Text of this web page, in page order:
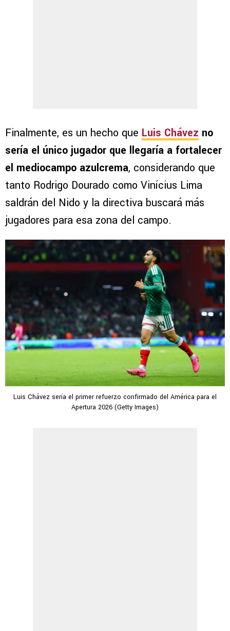
Finalmente, es un hecho que Luis Chávez no
sería el único jugador que llegaría a fortalecer
el mediocampo azulcrema, considerando que
tanto Rodrigo Dourado como Vinícius Lima
saldrán del Nido y la directiva buscará más
jugadores para esa zona del campo.
Luis Chávez sería el primer refuerzo confirmado del América para el
Apertura 2026 (Getty Images)